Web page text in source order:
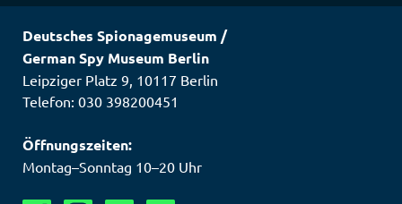
Deutsches Spionagemuseum /
German Spy Museum Berlin
Leipziger Platz 9, 10117 Berlin
Telefon: 030 398200451
Öffnungszeiten:
Montag–Sonntag 10–20 Uhr